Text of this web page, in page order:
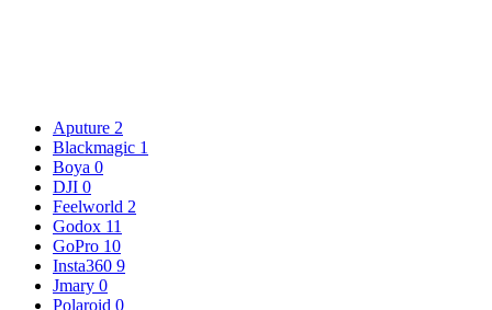
Aputure 2
Blackmagic 1
Boya 0
DJI 0
Feelworld 2
Godox 11
GoPro 10
Insta360 9
Jmary 0
Polaroid 0